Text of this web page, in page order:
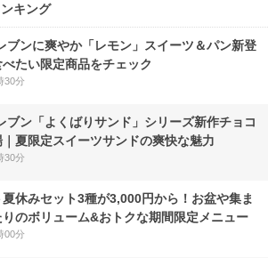
キング
ブンに爽やか「レモン」スイーツ＆パン新登
たい限定商品をチェック
30分
ブン「よくばりサンド」シリーズ新作チョコ
｜夏限定スイーツサンドの爽快な魅力
30分
夏休みセット3種が3,000円から！お盆や集ま
りのボリューム&おトクな期間限定メニュー
00分